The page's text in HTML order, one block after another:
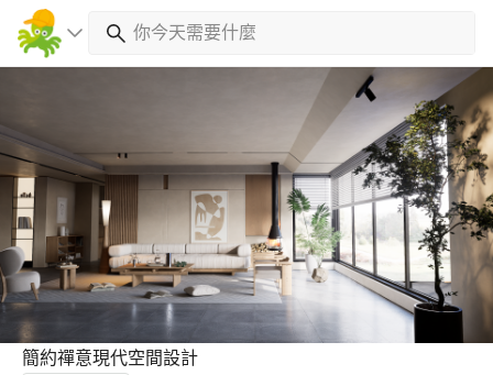
簡約禪意現代空間設計